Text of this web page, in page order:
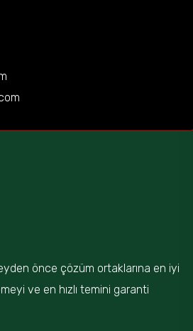
önce çözüm ortaklarına en iyi
ve en hızlı temini garanti